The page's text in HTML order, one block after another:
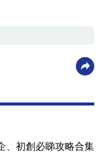
、初創必睇攻略合集